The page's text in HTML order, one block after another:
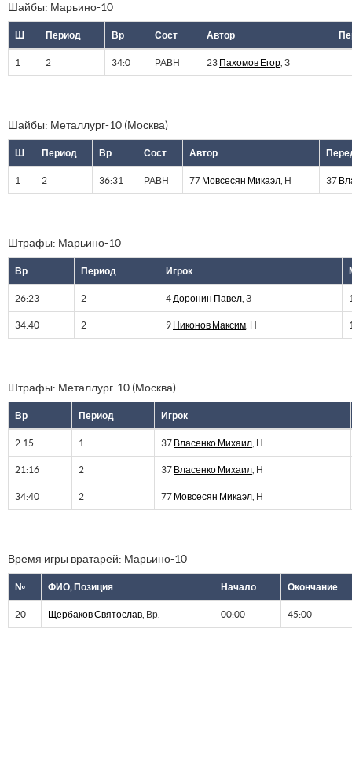
Шайбы: Марьино-10
Ш Период Вр Сост Автор
1 2 34:0 РАВН 23 Пахомов Егор , З
Шайбы: Металлург-10 (Москва)
Ш Период Вр Сост Автор
1 2 36:31 РАВН 77 Мовсесян Микаэл , Н 37
Штрафы: Марьино-10
Вр Период Игрок
26:23 2 4 Доронин Павел , З
34:40 2 9 Никонов Максим , Н
Штрафы: Металлург-10 (Москва)
Вр Период Игрок
2:15 1 37 Власенко Михаил , Н
21:16 2 37 Власенко Михаил , Н
34:40 2 77 Мовсесян Микаэл , Н
Время игры вратарей: Марьино-10
№ ФИО, Позиция Начало Окончание
20 Щербаков Святослав , Вр. 00:00 45:00